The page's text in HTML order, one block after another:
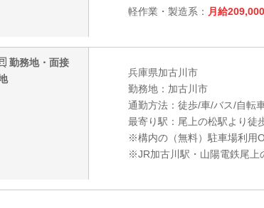
軽作業・製造系： 月給
勤務地・面接
兵庫県加古川市
勤務地：加古川市
通勤方法：徒歩/車/バス/自転
最寄り駅：尾上の松駅より徒
※構内の（無料）駐車場利用
※JR加古川駅・山陽電鉄尾上